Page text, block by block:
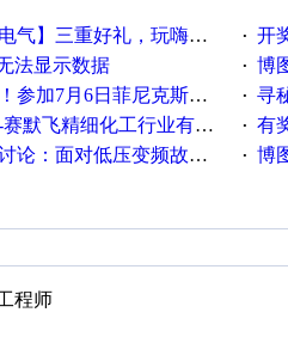
气】三重好礼，玩嗨夏日！ · 开奖
法显示数据 · 博图
7月6日菲尼克斯在线研讨会即得 · 寻
飞精细化工行业有奖调查来袭！ · 有奖
对低压变频故障，老手是这样解决的！ · 博图
程师